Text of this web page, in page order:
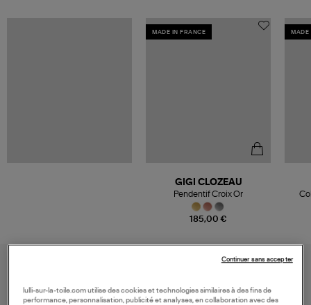
MADE IN FRANCE
185,00 €
GIGI CLOZEAU
Pendentif Croix Or
MADE
lulli-sur-la-toile.com utilise des cookies et technologies similaires à des fins de
performance, personnalisation, publicité et analyses, en collaboration avec des
Continuer sans accepter